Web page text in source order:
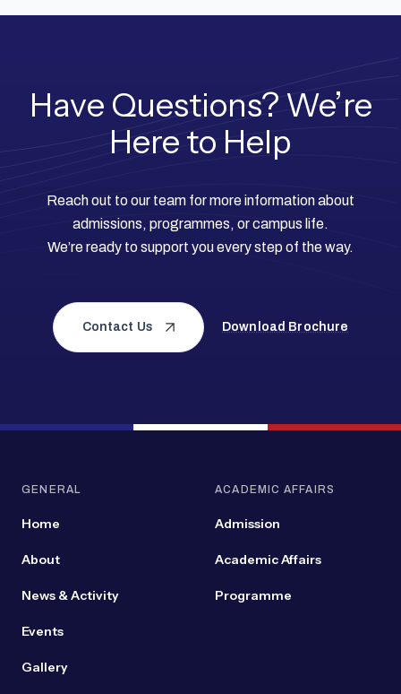
Have Questions? We’re
Here to Help
Reach out to our team for more information about
admissions, programmes, or campus life.
We’re ready to support you every step of the way.
Contact Us Download Brochure
GENERAL
Home
About
News & Activity
Events
Gallery
ACADEMIC AFFAIRS
Admission
Academic Affairs
Programme